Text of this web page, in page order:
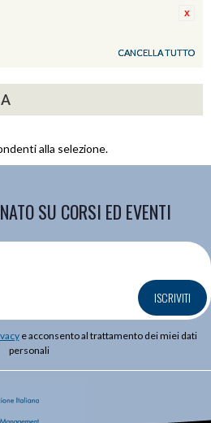
CANCELLA TUTTO
alla selezione.
SU CORSI ED EVENTI
ISCRIVITI
e acconsento al trattamento dei miei dati
personali